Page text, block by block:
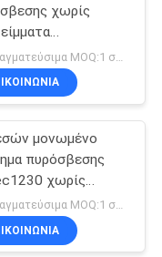
χωρίς
μονωμένο
πυρόσβεσης
χωρίς
για μουσείοΔιαπραγματεύσιμα MOQ:1 σύνολο